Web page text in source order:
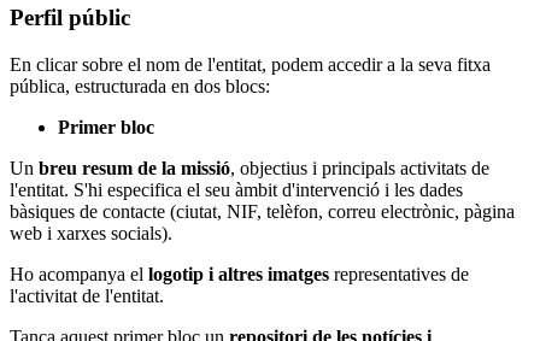
Perfil públic
En clicar sobre el nom de l'entitat, podem accedir a la seva fitxa
pública, estructurada en dos blocs:
Primer bloc
Un breu resum de la missió, objectius i principals activitats de
l'entitat. S'hi especifica el seu àmbit d'intervenció i les dades
bàsiques de contacte (ciutat, NIF, telèfon, correu electrònic, pàgina
web i xarxes socials).
Ho acompanya el logotip i altres imatges representatives de
l'activitat de l'entitat.
Tanca aquest primer bloc un repositori de les notícies i